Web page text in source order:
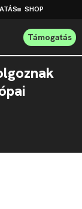
SHOP
Támogatás